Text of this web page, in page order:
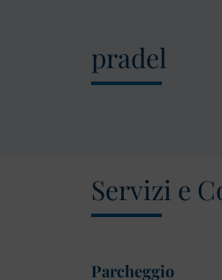
pradel
Servizi e
Parcheggio